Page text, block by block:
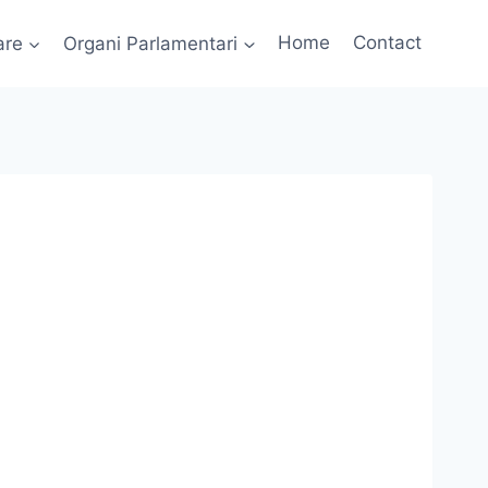
Organi Parlamentari Home Contact